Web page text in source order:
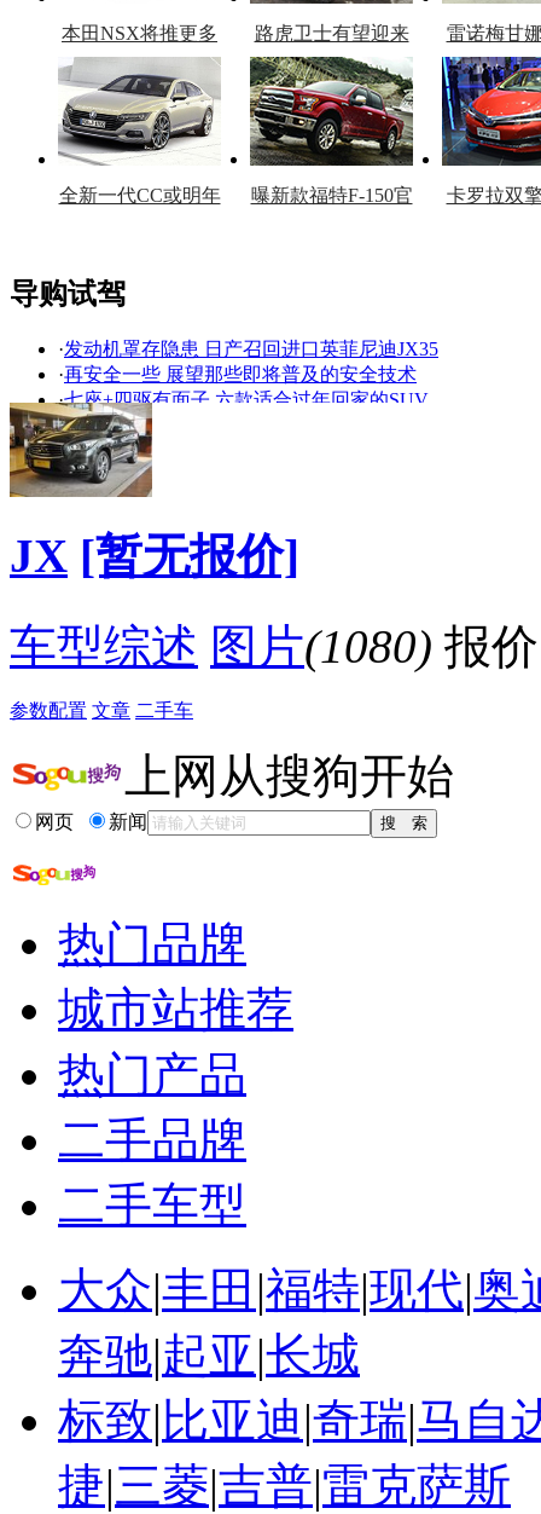
本田NSX将推更多
车型
路虎卫士有望迎来
复产
雷诺梅甘
官
全新一代CC或明年
曝新款福特F-150官
卡罗拉双
看赛车宝贝争奇斗
艳
车模美腿爆乳无惧
走光
导购试驾
·发动机罩存隐患 日产召回进口英菲尼迪JX35
·再安全一些 展望那些即将普及的安全技术
·七座+四驱有面子 六款适合过年回家的SUV
·主打舒适的7座SUV 试英菲尼迪JX35全能版
·大空间高性价比 4款50万元中大型SUV点评
·保养不用钱 五款提供免费保养热门车解析
·举家旅行不用愁 6款大空间/实用车型推荐
豪华与舒适并重 7座SUV英菲尼迪JX35试驾
·
新奔驰ML/新路虎揽胜 2012年十大进口SUV
·全尺寸SUV之战！英菲尼迪JX对比新奥迪Q7
相关贴子更多>>
·英菲尼迪QX30看车试驾感受
·英菲尼迪Q50L怎么样？-记我的1年用车感受
·
无悔之选--提15款四门牧马人
·探险，我们是认真的！牧马人上山+探险
百看不厌，终于迎娶比亚迪唐100！
·秦100看车纪录，说说感受
车展，有车也有模，车展游记
JX [暂无报价]
车型综述 图片(1080) 报价
参数配置 文章 二手车
上网从搜狗开始
网页 新闻
热门品牌
城市站推荐
热门产品
二手品牌
二手车型
大众|丰田 |福特|现代|奥
奔驰|起亚|长城
标致| 比亚迪|奇瑞|马自
捷|三菱|吉普|雷克萨斯